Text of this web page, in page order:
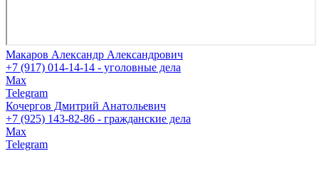
Макаров Александр Александрович
+7 (917) 014-14-14 - уголовные дела
Max
Telegram
Кочергов Дмитрий Анатольевич
+7 (925) 143-82-86 - гражданские дела
Max
Telegram